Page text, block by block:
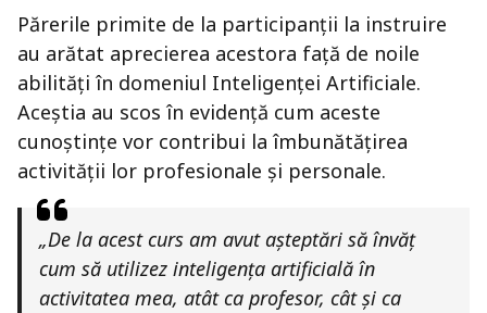
Părerile primite de la participanții la instruire
au arătat aprecierea acestora față de noile
abilități în domeniul Inteligenței Artificiale.
Aceștia au scos în evidență cum aceste
cunoștințe vor contribui la îmbunătățirea
activității lor profesionale și personale.
„De la acest curs am avut așteptări să învăț
cum să utilizez inteligența artificială în
activitatea mea, atât ca profesor, cât și ca